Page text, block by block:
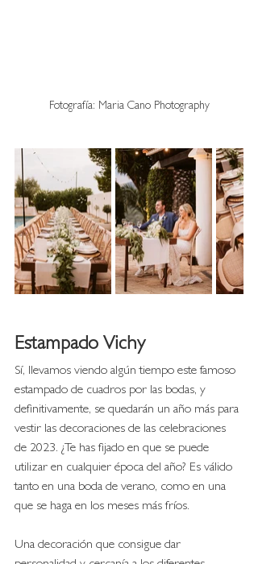
Fotografía: Maria Cano Photography
Estampado Vichy
Sí, llevamos viendo algún tiempo este famoso
estampado de cuadros por las bodas, y
definitivamente, se quedarán un año más para
vestir las decoraciones de las celebraciones
de 2023. ¿Te has fijado en que se puede
utilizar en cualquier época del año? Es válido
tanto en una boda de verano, como en una
que se haga en los meses más fríos.
Una decoración que consigue dar